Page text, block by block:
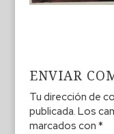
ENVIAR
Tu dirección de
publicada. Los
marcados con *